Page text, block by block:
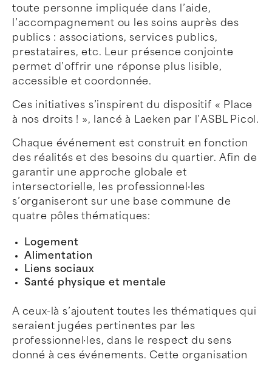
toute personne impliquée dans l’aide,
l’accompagnement ou les soins auprès des
publics : associations, services publics,
prestataires, etc. Leur présence conjointe
permet d’offrir une réponse plus lisible,
accessible et coordonnée.
Ces initiatives s’inspirent du dispositif « Place
à nos droits ! », lancé à Laeken par l’ASBL Picol.
Chaque événement est construit en fonction
des réalités et des besoins du quartier. Afin de
garantir une approche globale et
intersectorielle, les professionnel·les
s’organiseront sur une base commune de
quatre pôles thématiques:
Logement
Alimentation
Liens sociaux
Santé physique et mentale
A ceux-là s’ajoutent toutes les thématiques qui
seraient jugées pertinentes par les
professionnel·les, dans le respect du sens
donné à ces événements. Cette organisation